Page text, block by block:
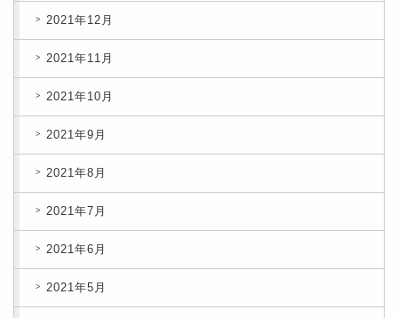
2021年12月
2021年11月
2021年10月
2021年9月
2021年8月
2021年7月
2021年6月
2021年5月